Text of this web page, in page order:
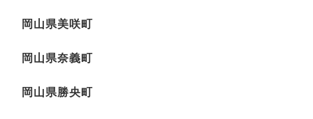
岡山県美咲町
岡山県奈義町
岡山県勝央町